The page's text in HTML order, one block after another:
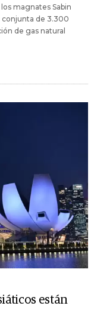
magnates Sabin
conjunta de 3.300
de gas natural
están